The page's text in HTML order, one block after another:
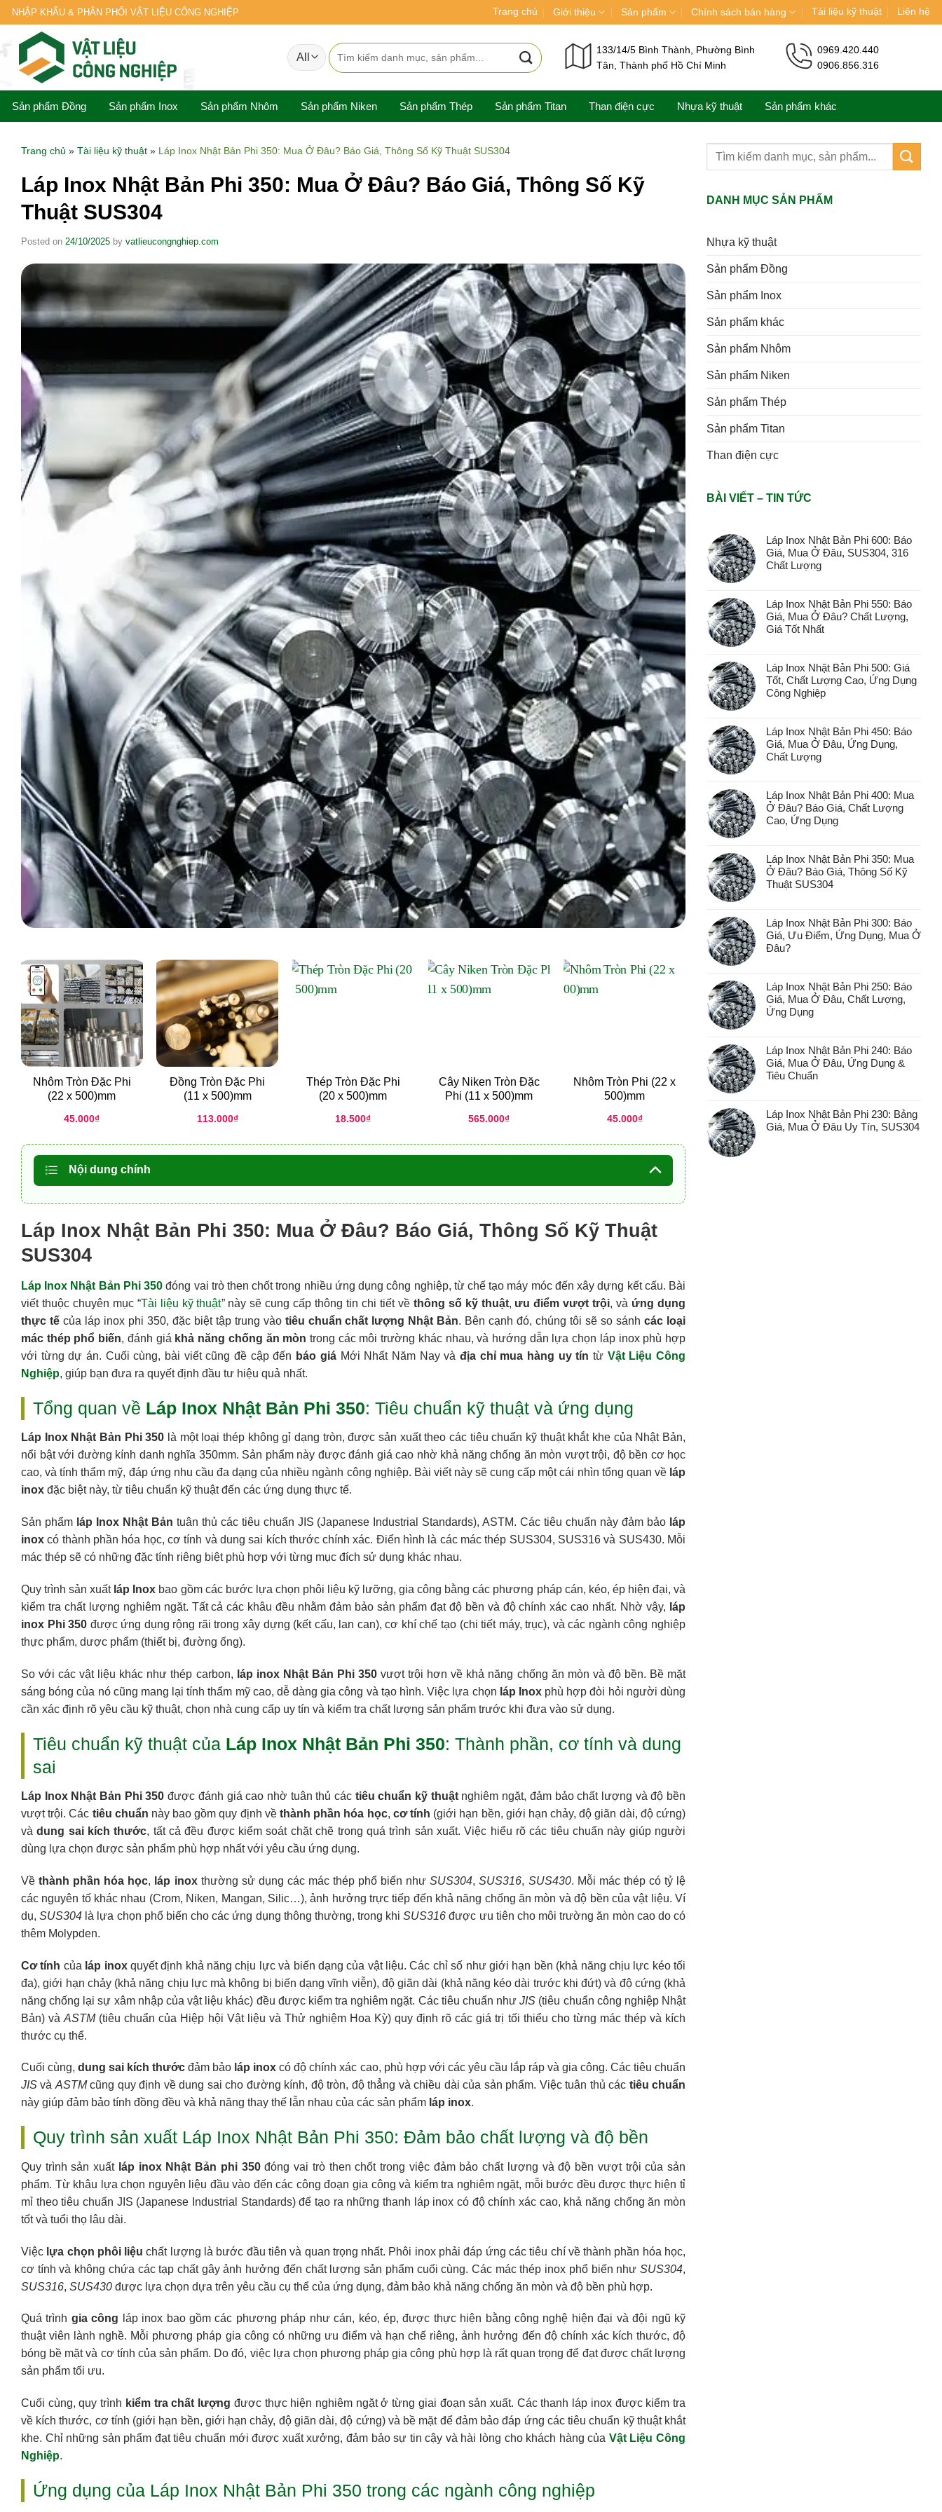
Skip
to
content
NHẬP KHẨU & PHÂN PHỐI VẬT LIỆU CÔNG NGHIỆP Trang chủ Giới thiệu Sản phẩm Chính sách bán hàng Tài liệu kỹ thuật Liên hệ
Tìm
kiếm:
133/14/5 Bình Thành, Phường Bình
Tân, Thành phố Hồ Chí Minh
0969.420.440
0906.856.316
Sản phẩm Đồng Sản phẩm Inox Sản phẩm Nhôm Sản phẩm Niken Sản phẩm Thép Sản phẩm Titan Than điện cực Nhựa kỹ thuật Sản phẩm khác
Trang chủ » Tài liệu kỹ thuật » Láp Inox Nhật Bản Phi 350: Mua Ở Đâu? Báo Giá, Thông Số Kỹ Thuật SUS304
Láp Inox Nhật Bản Phi 350: Mua Ở Đâu? Báo Giá, Thông Số Kỹ
Thuật SUS304
Posted on 24/10/2025 by vatlieucongnghiep.com
Nhôm Tròn Đặc Phi
(22 x 500)mm
45.000₫
Đồng Tròn Đặc Phi
(11 x 500)mm
113.000₫
Thép Tròn Đặc Phi
(20 x 500)mm
18.500₫
Cây Niken Tròn Đặc
Phi (11 x 500)mm
565.000₫
Nhôm Tròn Phi (22 x
500)mm
45.000₫
Thép Tròn Phi (18 x
500)mm
15.000₫ 672.500₫
Nội dung chính
Láp Inox Nhật Bản Phi 350: Mua Ở Đâu? Báo Giá, Thông Số Kỹ Thuật
SUS304
Láp Inox Nhật Bản Phi 350 đóng vai trò then chốt trong nhiều ứng dụng công nghiệp, từ chế tạo máy móc đến xây dựng kết cấu. Bài
viết thuộc chuyên mục “Tài liệu kỹ thuật” này sẽ cung cấp thông tin chi tiết về thông số kỹ thuật, ưu điểm vượt trội, và ứng dụng
thực tếcủa láp inox phi 350, đặc biệt tập trung vào tiêu chuẩn chất lượng Nhật Bản. Bên cạnh đó, chúng tôi sẽ so sánhcác loại
mác thép phổ biến, đánh giá khả năng chống ăn mòn trong các môi trường khác nhau, và hướng dẫn lựa chọn láp inox phù hợp
với từng dự án. Cuối cùng, bài viết cũng đề cập đến báo giáMới Nhất Năm Nay và địa chỉ mua hàng uy tín từ Vật Liệu Công
Nghiệp, giúp bạn đưa ra quyết định đầu tư hiệu quả nhất.
Tổng quan về Láp Inox Nhật Bản Phi 350: Tiêu chuẩn kỹ thuật và ứng dụng
Láp Inox Nhật Bản Phi 350 là một loại thép không gỉ dạng tròn, được sản xuất theo các tiêu chuẩn kỹ thuật khắt khe của Nhật Bản,
nổi bật với đường kính danh nghĩa 350mm. Sản phẩm này được đánh giá cao nhờ khả năng chống ăn mòn vượt trội, độ bền cơ học
cao, và tính thẩm mỹ, đáp ứng nhu cầu đa dạng của nhiều ngành công nghiệp. Bài viết này sẽ cung cấp một cái nhìn tổng quan về láp
inox đặc biệt này, từ tiêu chuẩn kỹ thuật đến các ứng dụng thực tế.
Sản phẩm láp Inox Nhật Bản tuân thủ các tiêu chuẩn JIS (Japanese Industrial Standards), ASTM. Các tiêu chuẩn này đảm bảo láp
inox có thành phần hóa học, cơ tính và dung sai kích thước chính xác. Điển hình là các mác thép SUS304, SUS316 và SUS430. Mỗi
mác thép sẽ có những đặc tính riêng biệt phù hợp với từng mục đích sử dụng khác nhau.
Quy trình sản xuất láp Inox bao gồm các bước lựa chọn phôi liệu kỹ lưỡng, gia công bằng các phương pháp cán, kéo, ép hiện đại, và
kiểm tra chất lượng nghiêm ngặt. Tất cả các khâu đều nhằm đảm bảo sản phẩm đạt độ bền và độ chính xác cao nhất. Nhờ vậy, láp
inox Phi 350 được ứng dụng rộng rãi trong xây dựng (kết cấu, lan can), cơ khí chế tạo (chi tiết máy, trục), và các ngành công nghiệp
thực phẩm, dược phẩm (thiết bị, đường ống).
So với các vật liệu khác như thép carbon, láp inox Nhật Bản Phi 350 vượt trội hơn về khả năng chống ăn mòn và độ bền. Bề mặt
sáng bóng của nó cũng mang lại tính thẩm mỹ cao, dễ dàng gia công và tạo hình. Việc lựa chọn láp Inoxphù hợp đòi hỏi người dùng
cần xác định rõ yêu cầu kỹ thuật, chọn nhà cung cấp uy tín và kiểm tra chất lượng sản phẩm trước khi đưa vào sử dụng.
Tiêu chuẩn kỹ thuật của Láp Inox Nhật Bản Phi 350: Thành phần, cơ tính và dung
sai
Láp Inox Nhật Bản Phi 350 được đánh giá cao nhờ tuân thủ các tiêu chuẩn kỹ thuậtnghiêm ngặt, đảm bảo chất lượng và độ bền
vượt trội. Các tiêu chuẩn này bao gồm quy định vềthành phần hóa học, cơ tính (giới hạn bền, giới hạn chảy, độ giãn dài, độ cứng)
vàdung sai kích thước, tất cả đều được kiểm soát chặt chẽ trong quá trình sản xuất. Việc hiểu rõ các tiêu chuẩn này giúp người
dùng lựa chọn được sản phẩm phù hợp nhất với yêu cầu ứng dụng.
Vềthành phần hóa học, láp inoxthường sử dụng các mác thép phổ biến nhưSUS304,SUS316, SUS430. Mỗi mác thép có tỷ lệ
các nguyên tố khác nhau (Crom, Niken, Mangan, Silic…), ảnh hưởng trực tiếp đến khả năng chống ăn mòn và độ bền của vật liệu. Ví
dụ,SUS304 là lựa chọn phổ biến cho các ứng dụng thông thường, trong khiSUS316 được ưu tiên cho môi trường ăn mòn cao do có
thêm Molypden.
Cơ tính của láp inoxquyết định khả năng chịu lực và biến dạng của vật liệu. Các chỉ số như giới hạn bền (khả năng chịu lực kéo tối
đa), giới hạn chảy (khả năng chịu lực mà không bị biến dạng vĩnh viễn), độ giãn dài (khả năng kéo dài trước khi đứt) và độ cứng (khả
năng chống lại sự xâm nhập của vật liệu khác) đều được kiểm tra nghiêm ngặt. Các tiêu chuẩn nhưJIS (tiêu chuẩn công nghiệp Nhật
Bản) vàASTM(tiêu chuẩn của Hiệp hội Vật liệu và Thử nghiệm Hoa Kỳ) quy định rõ các giá trị tối thiểu cho từng mác thép và kích
thước cụ thể.
Cuối cùng,dung sai kích thước đảm bảo láp inox có độ chính xác cao, phù hợp với các yêu cầu lắp ráp và gia công. Các tiêu chuẩn
JIS vàASTMcũng quy định về dung sai cho đường kính, độ tròn, độ thẳng và chiều dài của sản phẩm. Việc tuân thủ các tiêu chuẩn
này giúp đảm bảo tính đồng đều và khả năng thay thế lẫn nhau của các sản phẩm láp inox.
Quy trình sản xuất Láp Inox Nhật Bản Phi 350: Đảm bảo chất lượng và độ bền
Quy trình sản xuất láp inox Nhật Bản phi 350đóng vai trò then chốt trong việc đảm bảo chất lượng và độ bền vượt trội của sản
phẩm. Từ khâu lựa chọn nguyên liệu đầu vào đến các công đoạn gia công và kiểm tra nghiêm ngặt, mỗi bước đều được thực hiện tỉ
mỉ theo tiêu chuẩn JIS (Japanese Industrial Standards) để tạo ra những thanh láp inox có độ chính xác cao, khả năng chống ăn mòn
tốt và tuổi thọ lâu dài.
Việc lựa chọn phôi liệu chất lượng là bước đầu tiên và quan trọng nhất. Phôi inox phải đáp ứng các tiêu chí về thành phần hóa học,
cơ tính và không chứa các tạp chất gây ảnh hưởng đến chất lượng sản phẩm cuối cùng. Các mác thép inox phổ biến như SUS304,
SUS316, SUS430 được lựa chọn dựa trên yêu cầu cụ thể của ứng dụng, đảm bảo khả năng chống ăn mòn và độ bền phù hợp.
Quá trình gia công láp inox bao gồm các phương pháp như cán, kéo, ép, được thực hiện bằng công nghệ hiện đại và đội ngũ kỹ
thuật viên lành nghề. Mỗi phương pháp gia công có những ưu điểm và hạn chế riêng, ảnh hưởng đến độ chính xác kích thước, độ
bóng bề mặt và cơ tính của sản phẩm. Do đó, việc lựa chọn phương pháp gia công phù hợp là rất quan trọng để đạt được chất lượng
sản phẩm tối ưu.
Cuối cùng, quy trình kiểm tra chất lượng được thực hiện nghiêm ngặt ở từng giai đoạn sản xuất. Các thanh láp inox được kiểm tra
về kích thước, cơ tính (giới hạn bền, giới hạn chảy, độ giãn dài, độ cứng) và bề mặt để đảm bảo đáp ứng các tiêu chuẩn kỹ thuật khắt
khe. Chỉ những sản phẩm đạt tiêu chuẩn mới được xuất xưởng, đảm bảo sự tin cậy và hài lòng cho khách hàng của Vật Liệu Công
Nghiệp.
Ứng dụng của Láp Inox Nhật Bản Phi 350 trong các ngành công nghiệp
DANH MỤC SẢN PHẨM
Nhựa kỹ thuật
Sản phẩm Đồng
Sản phẩm Inox
Sản phẩm khác
Sản phẩm Nhôm
Sản phẩm Niken
Sản phẩm Thép
Sản phẩm Titan
Than điện cực
BÀI VIẾT – TIN TỨC
Láp Inox Nhật Bản Phi 600: Báo
Giá, Mua Ở Đâu, SUS304, 316
Chất Lượng
Láp Inox Nhật Bản Phi 550: Báo
Giá, Mua Ở Đâu? Chất Lượng,
Giá Tốt Nhất
Láp Inox Nhật Bản Phi 500: Giá
Tốt, Chất Lượng Cao, Ứng Dụng
Công Nghiệp
Láp Inox Nhật Bản Phi 450: Báo
Giá, Mua Ở Đâu, Ứng Dụng,
Chất Lượng
Láp Inox Nhật Bản Phi 400: Mua
Ở Đâu? Báo Giá, Chất Lượng
Cao, Ứng Dụng
Láp Inox Nhật Bản Phi 350: Mua
Ở Đâu? Báo Giá, Thông Số Kỹ
Thuật SUS304
Láp Inox Nhật Bản Phi 300: Báo
Giá, Ưu Điểm, Ứng Dụng, Mua Ở
Đâu?
Láp Inox Nhật Bản Phi 250: Báo
Giá, Mua Ở Đâu, Chất Lượng,
Ứng Dụng
Láp Inox Nhật Bản Phi 240: Báo
Giá, Mua Ở Đâu, Ứng Dụng &
Tiêu Chuẩn
Láp Inox Nhật Bản Phi 230: Bảng
Giá, Mua Ở Đâu Uy Tín, SUS304